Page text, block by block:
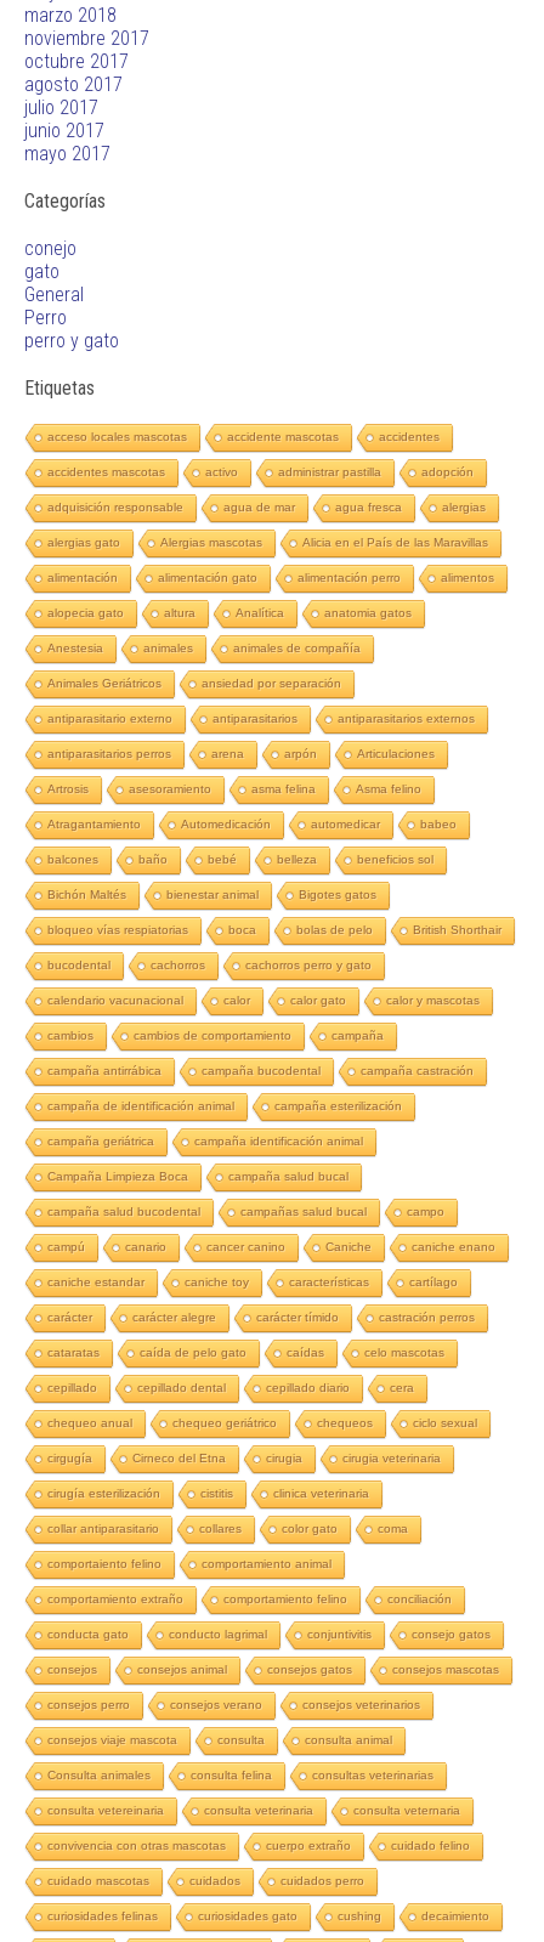
marzo 2018
noviembre 2017
octubre 2017
agosto 2017
julio 2017
junio 2017
mayo 2017
Categorías
conejo
gato
General
Perro
perro y gato
Etiquetas
acceso locales mascotas accidente mascotas accidentes
accidentes mascotas activo administrar pastilla adopción
adquisición responsable agua de mar agua fresca alergias
alergias gato Alergias mascotas Alicia en el País de las Maravillas
alimentación alimentación gato alimentación perro alimentos
alopecia gato altura Analítica anatomia gatos
Anestesia animales animales de compañía
Animales Geriátricos ansiedad por separación
antiparasitario externo antiparasitarios antiparasitarios externos
antiparasitarios perros arena arpón Articulaciones
Artrosis asesoramiento asma felina Asma felino
Atragantamiento Automedicación automedicar babeo
balcones baño bebé belleza beneficios sol
Bichón Maltés bienestar animal Bigotes gatos
bloqueo vías respiatorias boca bolas de pelo British Shorthair
bucodental cachorros cachorros perro y gato
calendario vacunacional calor calor gato calor y mascotas
cambios cambios de comportamiento campaña
campaña antirrábica campaña bucodental campaña castración
campaña de identificación animal campaña esterilización
campaña geriátrica campaña identificación animal
Campaña Limpieza Boca campaña salud bucal
campaña salud bucodental campañas salud bucal campo
campú canario cancer canino Caniche caniche enano
caniche estandar caniche toy características cartílago
carácter carácter alegre carácter tímido castración perros
cataratas caída de pelo gato caídas celo mascotas
cepillado cepillado dental cepillado diario cera
chequeo anual chequeo geriátrico chequeos ciclo sexual
cirgugía Cirneco del Etna cirugia cirugia veterinaria
cirugía esterilización cistitis clinica veterinaria
collar antiparasitario collares color gato coma
comportaiento felino comportamiento animal
comportamiento extraño comportamiento felino conciliación
conducta gato conducto lagrimal conjuntivitis consejo gatos
consejos consejos animal consejos gatos consejos mascotas
consejos perro consejos verano consejos veterinarios
consejos viaje mascota consulta consulta animal
Consulta animales consulta felina consultas veterinarias
consulta vetereinaria consulta veterinaria consulta veternaria
convivencia con otras mascotas cuerpo extraño cuidado felino
cuidado mascotas cuidados cuidados perro
curiosidades felinas curiosidades gato cushing decaimiento